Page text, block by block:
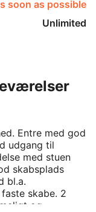
soon as possible
Unlimited
Entre med god
udgang til
med stuen
skabsplads
bl.a.
skabe. 2
og